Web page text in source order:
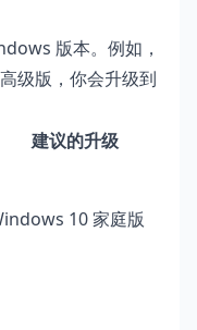
版本。例如，
级版，你会升级到
建议的升级
10 家庭版